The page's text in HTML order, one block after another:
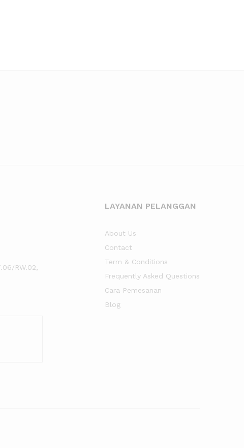
RW.02,
LAYANAN PELANGGAN
About Us
Contact
Term & Conditions
Frequently Asked Questions
Cara Pemesanan
Blog